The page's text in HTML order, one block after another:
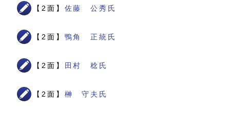
【2面】 佐藤 公秀氏
【2面】 鴨角 正統氏
【2面】 田村 稔氏
【2面】 榊 守夫氏